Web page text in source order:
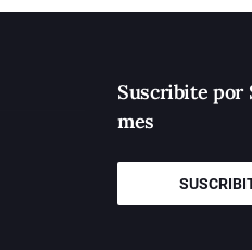
Suscribite por
mes